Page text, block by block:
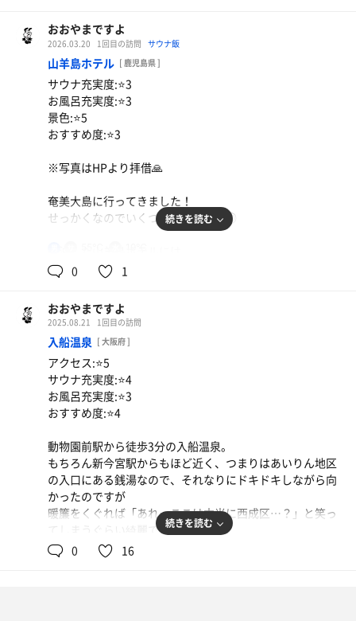
ただ朝のアウフグースも含めこの待ち時間に1曲費やすこ
ともあったのは笑ってしまった。
サウナ室はこのアウフグースを受けられる「KUU」の他
に、クナイプができる「ZEN」もあり、アウフグースなし
でも楽しめそう。(ここのロウリュの香り良すぎた)
朝はパンケーキとインスタントコーヒーも付いてきて嬉し
この立地、このサウナのクオリティで5000円は安すぎ！
皆さんもおのぼりさんの際は是非。
てもらえたら大体合ってると思います。
いやーすごかった。その後の水風呂の気持ち良さったらな
いです。
2,3ヶ月ぶりのクッカでしたが大満足！
本当に・・・近くに出来て欲しい！！笑
・広くて、プラネタリウム風のととのいスペース◎
・ロウリュあり
・オロポあり
・店内もお風呂場も綺麗で清潔感あり
etc...書き出せばキリがない！
これからも街のみんなをあっためてくれ〜〜という気持ち
でいっぱいです。
おおやまですよ
2026.03.20 1回目の訪問 サウナ飯
山羊島ホテル [ 鹿児島県 ]
サウナ充実度:⭐️3
お風呂充実度:⭐️3
景色:⭐️5
おすすめ度:⭐️3
※写真はHPより拝借🙏
奄美大島に行ってきました！
せっかくなのでいくつかレポします◎
ホテル併設のサウナがありました🧖‍♀️
内装含め「ザ・ホテルの中にあるお風呂」って感じですが
ミストサウナなのは珍しいかも？
公式HPによると温度は42℃〜とのことですが
温度計は55℃になっていて笑、高い分にはありがたい！
使っている水にはこだわりがあるようで、
ミネラルを含む地下水を加熱して室内に噴射しているそ
う。
そしてなにより伝えたいのは
外気浴で映える、奄美大島の景色…
朝風呂すれば澄んだ空と、空より青い海…
夜に入ればゆっくり進む船のランプの明滅…
普段街のサウナに慣れ切っていると
続きを読む
0 1
おおやまですよ
2025.08.21 1回目の訪問
入船温泉 [ 大阪府 ]
アクセス:⭐️5
サウナ充実度:⭐️4
お風呂充実度:⭐️3
おすすめ度:⭐️4
動物園前駅から徒歩3分の入船温泉。
もちろん新今宮駅からもほど近く、つまりはあいりん地区
の入口にある銭湯なので、それなりにドキドキしながら向
かったのですが
暖簾をくぐれば「あれ…ここは本当に西成区…？」と笑っ
てしまうぐらい綺麗でした。
温度高めのサウナ、
続きを読む
0 16